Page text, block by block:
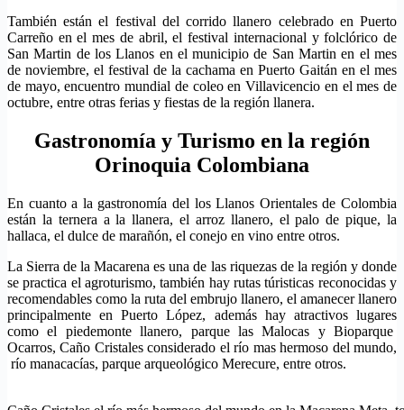
También están el festival del corrido llanero celebrado en Puerto
Carreño en el mes de abril, el festival internacional y folclórico de
San Martin de los Llanos en el municipio de San Martin en el mes
de noviembre, el festival de la cachama en Puerto Gaitán en el mes
de mayo, encuentro mundial de coleo en Villavicencio en el mes de
octubre, entre otras ferias y fiestas de la región llanera.
Gastronomía y Turismo en la región
Orinoquia Colombiana
En cuanto a la gastronomía del los Llanos Orientales de Colombia
están la ternera a la llanera, el arroz llanero, el palo de pique, la
hallaca, el dulce de marañón, el conejo en vino entre otros.
La Sierra de la Macarena es una de las riquezas de la región y donde
se practica el agroturismo, también hay rutas túristicas reconocidas y
recomendables como la ruta del embrujo llanero, el amanecer llanero
principalmente en Puerto López, además hay atractivos lugares
como el piedemonte llanero, parque las Malocas y Bioparque
Ocarros, Caño Cristales considerado el río mas hermoso del mundo,
río manacacías, parque arqueológico Merecure, entre otros.